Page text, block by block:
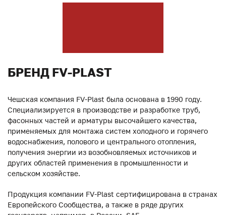
БРЕНД FV-PLAST
Чешская компания FV-Plast была основана в 1990 году.
Специализируется в производстве и разработке труб,
фасонных частей и арматуры высочайшего качества,
применяемых для монтажа систем холодного и горячего
водоснабжения, полового и центрального отопления,
получения энергии из возобновляемых источников и
других областей применения в промышленности и
сельском хозяйстве.
Продукция компании FV-Plast сертифицирована в странах
Европейского Сообщества, а также в ряде других